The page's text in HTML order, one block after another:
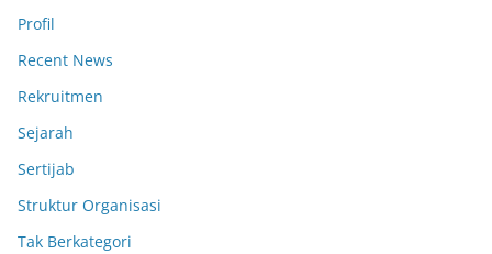
Profil
Recent News
Rekruitmen
Sejarah
Sertijab
Struktur Organisasi
Tak Berkategori